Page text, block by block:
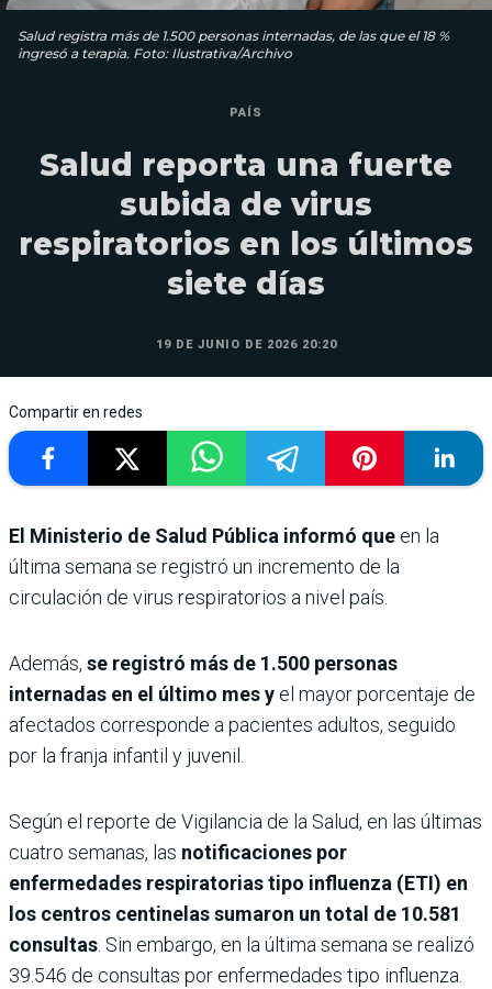
Salud registra más de 1.500 personas internadas, de las que el 18 %
ingresó a terapia. Foto: Ilustrativa/Archivo
PAÍS
Salud reporta una fuerte
subida de virus
respiratorios en los últimos
siete días
19 DE JUNIO DE 2026 20:20
Compartir en redes
El Ministerio de Salud Pública informó que en la
última semana se registró un incremento de la
circulación de virus respiratorios a nivel país.
Además, se registró más de 1.500 personas
internadas en el último mes y el mayor porcentaje de
afectados corresponde a pacientes adultos, seguido
por la franja infantil y juvenil.
Según el reporte de Vigilancia de la Salud, en las últimas
cuatro semanas, las notificaciones por
enfermedades respiratorias tipo influenza (ETI) en
los centros centinelas sumaron un total de 10.581
consultas . Sin embargo, en la última semana se realizó
39.546 de consultas por enfermedades tipo influenza.